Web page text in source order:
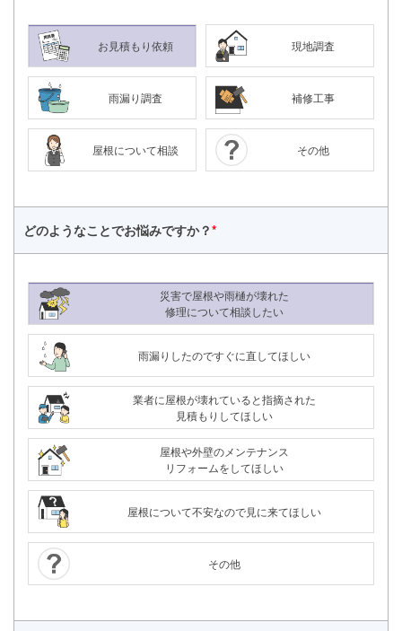
24時間365日対応
お見積もり依頼 現地調査
雨漏り調査 補修工事
屋根について相談 その他
どのようなことでお悩みですか？*
災害で屋根や雨樋が壊れた
修理について相談したい
雨漏りしたのですぐに直してほしい
業者に屋根が壊れていると指摘された
見積もりしてほしい
屋根や外壁のメンテナンス
リフォームをしてほしい
屋根について不安なので見に来てほしい
その他